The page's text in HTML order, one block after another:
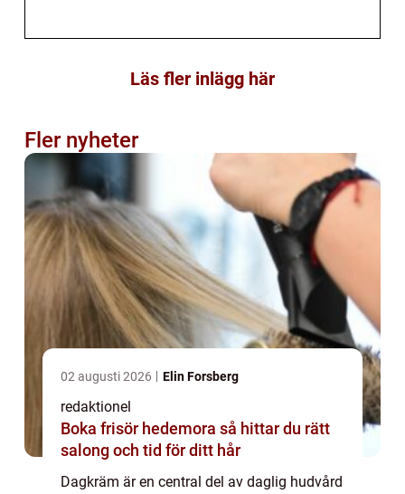
Läs fler inlägg här
Fler nyheter
02 augusti 2026 Elin Forsberg
redaktionel
Boka frisör hedemora så hittar du rätt
salong och tid för ditt hår
Dagkräm är en central del av daglig hudvård